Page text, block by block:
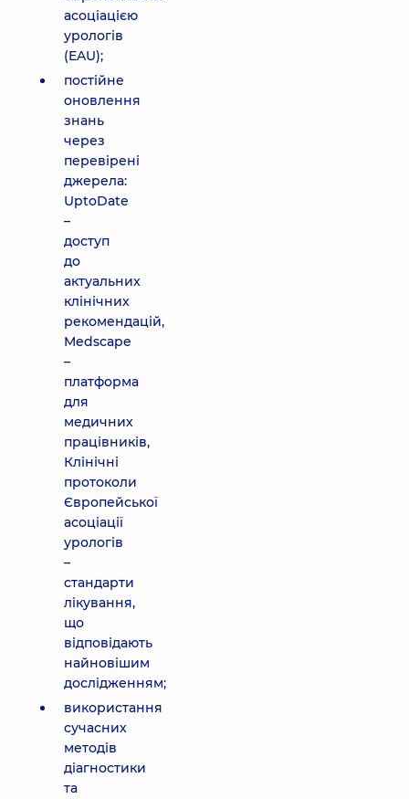
асоціацією
урологів
(EAU);
постійне
оновлення
знань
через
перевірені
джерела:
UptoDate
–
доступ
до
актуальних
клінічних
рекомендацій,
Medscape
–
платформа
для
медичних
працівників,
Клінічні
протоколи
Європейської
асоціації
урологів
–
стандарти
лікування,
що
відповідають
найновішим
дослідженням;
використання
сучасних
методів
діагностики
та